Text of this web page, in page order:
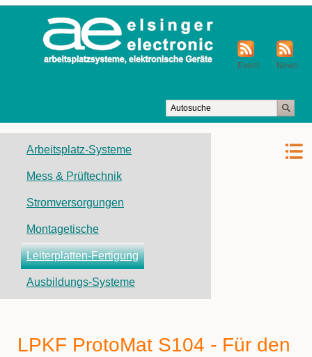
News
Event
überspringen
Arbeitsplatz-Systeme
Mess & Prüftechnik
Stromversorgungen
Montagetische
Leiterplatten-Fertigung
Ausbildungs-Systeme
LPKF ProtoMat S104 - Für den